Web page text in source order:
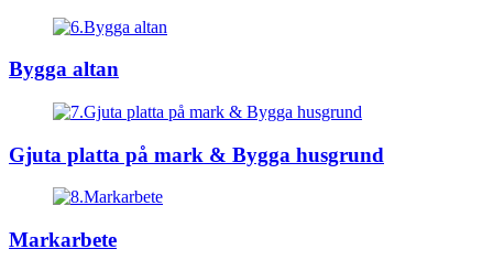
Bygga altan
Gjuta platta på mark & Bygga husgrund
Markarbete